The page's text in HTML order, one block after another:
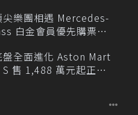
尖樂團相遇 Mercedes-
白金會員優先購票維
盤全面進化 Aston Mart
售 1,488 萬元起正式